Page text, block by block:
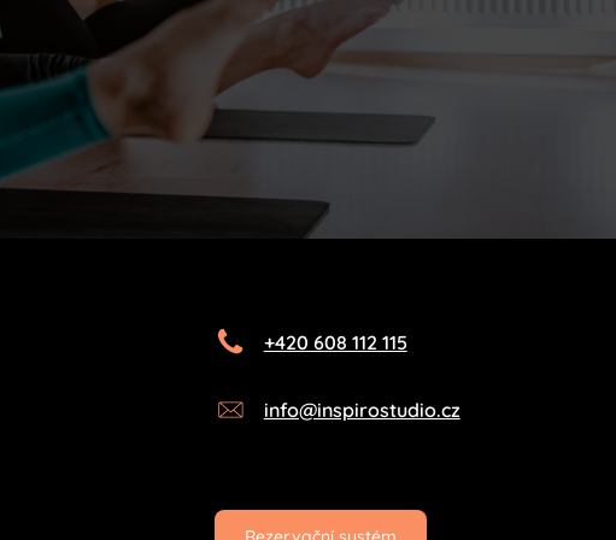
+420 608 112 115
info@inspirostudio.cz